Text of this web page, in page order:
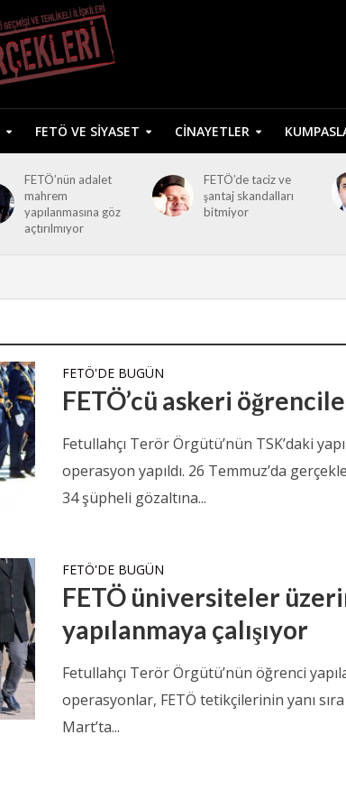
FETÖ VE SIYASET CINAYETLER
FETÖ’nün adalet
mahrem
yapılanmasına göz
açtırılmıyor
FETÖ’de taciz ve
şantaj skandalları
bitmiyor
FETÖ'DE BUGÜN
FETÖ’cü askeri
Fetullahçı Terör Örgütü’nün TSK’daki
operasyon yapıldı. 26 Temmuz’da
34 şüpheli gözaltına...
FETÖ'DE BUGÜN
FETÖ üniversiteler
yapılanmaya çalışıyor
Fetullahçı Terör Örgütü’nün öğrenci
operasyonlar, FETÖ tetikçilerinin yanı
Mart’ta...